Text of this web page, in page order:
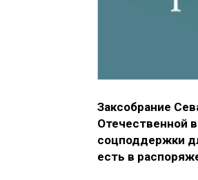
Заксобрание
Отечественной
соцподдержки
есть в